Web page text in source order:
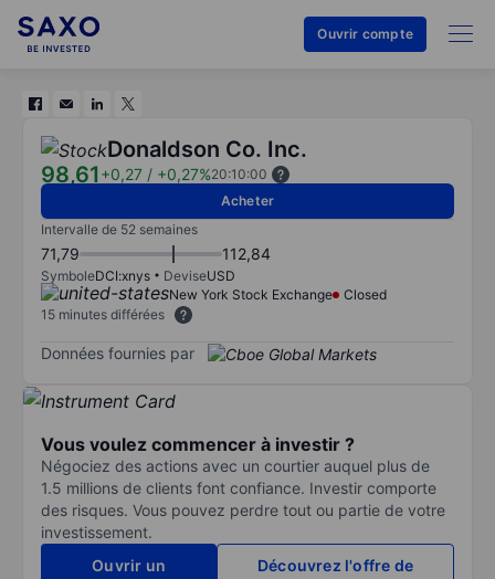
Ouvrir compte
Donaldson Co. Inc.
98,61+0,27 / +0,27%20:10:00
Acheter
Intervalle de 52 semaines
71,79 112,84
SymboleDCI:xnys DeviseUSD
New York Stock Exchange
Closed
15 minutes différées
Données fournies par
Vous voulez commencer à investir ?
Négociez des actions avec un courtier auquel plus de
1.5 millions de clients font confiance. Investir comporte
des risques. Vous pouvez perdre tout ou partie de votre
investissement.
Ouvrir un
Découvrez l'offre de